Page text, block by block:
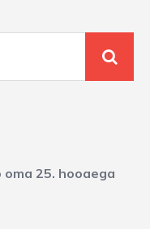
25. hooaega